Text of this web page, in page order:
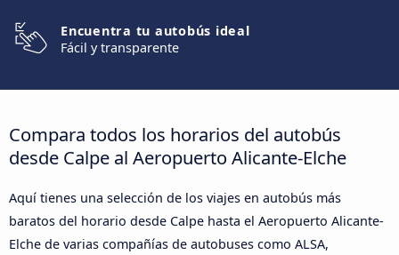
Encuentra tu autobús ideal
Fácil y transparente
Compara todos los horarios del autobús
desde Calpe al Aeropuerto Alicante-Elche
Aquí tienes una selección de los viajes en autobús más
baratos del horario desde Calpe hasta el Aeropuerto Alicante-
Elche de varias compañías de autobuses como ALSA,